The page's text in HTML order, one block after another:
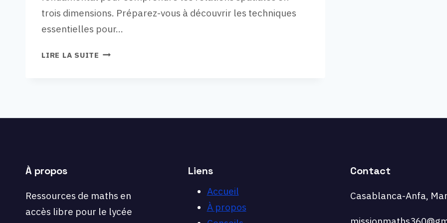
trois dimensions. Préparez-vous à découvrir les techniques
essentielles pour…
LIRE LA SUITE VIDÉO
SUR
UNE
À propos
Ressources de maths en
accès libre pour le lycée
Liens
Accueil
À propos
Contact
Casablanca-Anfa,